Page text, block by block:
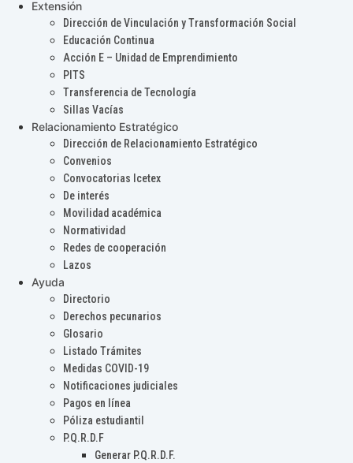
Extensión
Dirección de Vinculación y Transformación Social
Educación Continua
Acción E – Unidad de Emprendimiento
PITS
Transferencia de Tecnología
Sillas Vacías
Relacionamiento Estratégico
Dirección de Relacionamiento Estratégico
Convenios
Convocatorias Icetex
De interés
Movilidad académica
Normatividad
Redes de cooperación
Lazos
Ayuda
Directorio
Derechos pecunarios
Glosario
Listado Trámites
Medidas COVID-19
Notificaciones judiciales
Pagos en línea
Póliza estudiantil
P.Q.R.D.F
Generar P.Q.R.D.F.